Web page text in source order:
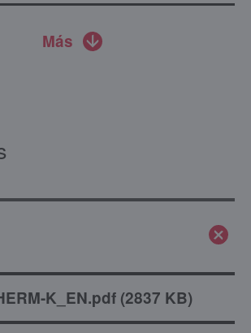
Más
K_EN.pdf (2837 KB)